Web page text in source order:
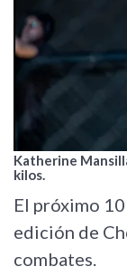
Katherine
kilos.
El próximo
edición de
combates.